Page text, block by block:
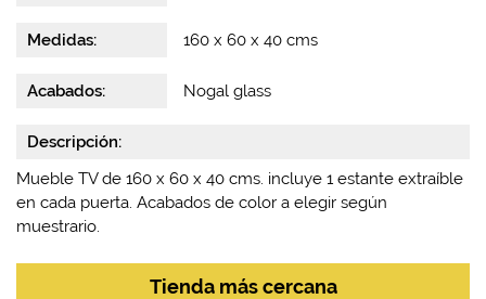
Medidas: 160 x 60 x 40 cms
Acabados: Nogal glass
Tienda más cercana
Descripción:
Mueble TV de 160 x 60 x 40 cms. incluye 1 estante extraíble
en cada puerta. Acabados de color a elegir según
muestrario.